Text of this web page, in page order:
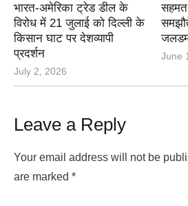
भारत-अमेरिका ट्रेड डील के
विरोध में 21 जुलाई को दिल्ली के
किसान घाट पर देशव्यापी
प्रदर्शन
July 2, 2026
June
Leave a Reply
Your email address will not be
are marked *